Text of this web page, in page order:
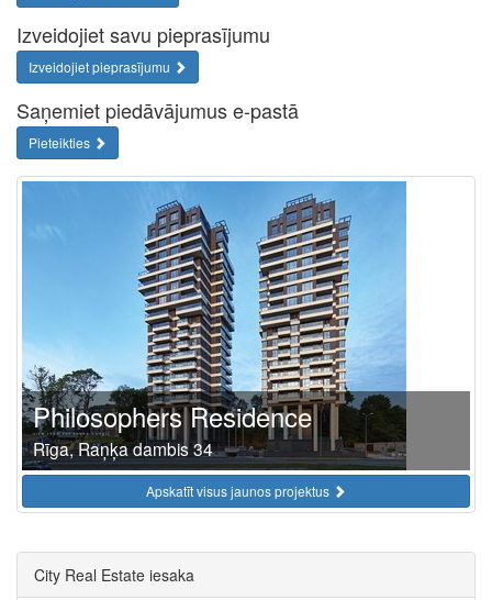
Izveidojiet savu pieprasījumu
Izveidojiet pieprasījumu
Saņemiet piedāvājumus e-pastā
Pieteikties
Philosophers Residence
Rīga, Raņķa dambis 34
Apskatīt visus jaunos projektus
City Real Estate iesaka